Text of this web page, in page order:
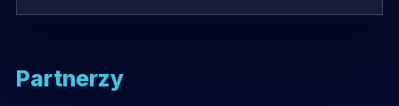
Partnerzy